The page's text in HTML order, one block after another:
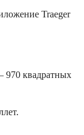
Traeger
970 квадратных